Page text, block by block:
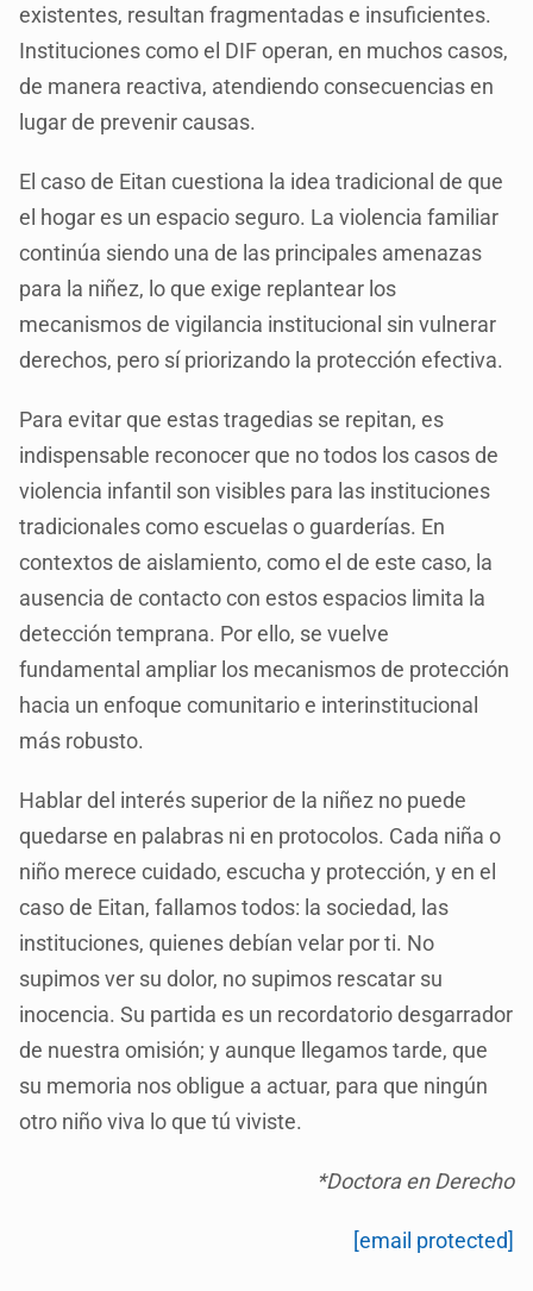
existentes, resultan fragmentadas e insuficientes.
Instituciones como el DIF operan, en muchos casos,
de manera reactiva, atendiendo consecuencias en
lugar de prevenir causas.
El caso de Eitan cuestiona la idea tradicional de que
el hogar es un espacio seguro. La violencia familiar
continúa siendo una de las principales amenazas
para la niñez, lo que exige replantear los
mecanismos de vigilancia institucional sin vulnerar
derechos, pero sí priorizando la protección efectiva.
Para evitar que estas tragedias se repitan, es
indispensable reconocer que no todos los casos de
violencia infantil son visibles para las instituciones
tradicionales como escuelas o guarderías. En
contextos de aislamiento, como el de este caso, la
ausencia de contacto con estos espacios limita la
detección temprana. Por ello, se vuelve
fundamental ampliar los mecanismos de protección
hacia un enfoque comunitario e interinstitucional
más robusto.
Hablar del interés superior de la niñez no puede
quedarse en palabras ni en protocolos. Cada niña o
niño merece cuidado, escucha y protección, y en el
caso de Eitan, fallamos todos: la sociedad, las
instituciones, quienes debían velar por ti. No
supimos ver su dolor, no supimos rescatar su
inocencia. Su partida es un recordatorio desgarrador
de nuestra omisión; y aunque llegamos tarde, que
su memoria nos obligue a actuar, para que ningún
otro niño viva lo que tú viviste.
*Doctora en Derecho
[email protected]